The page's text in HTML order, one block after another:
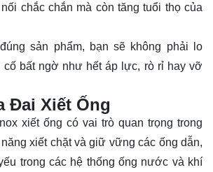
chắc chắn mà còn tăng tuổi thọ của
sản phẩm, bạn sẽ không phải lo
cố bất ngờ như hết áp lực, rò rỉ hay vỡ
Đai Xiết Ống
xiết ống có vai trò quan trọng trong
xiết chặt và giữ vững các ống dẫn,
trong các hệ thống ống nước và khí